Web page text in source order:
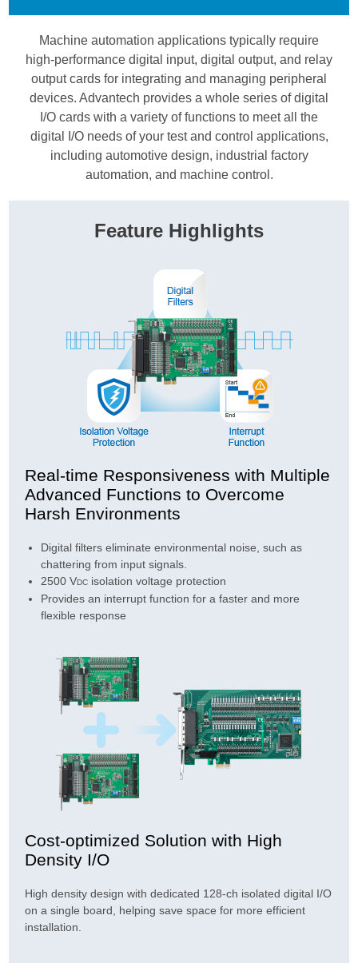
Machine automation applications typically require
high-performance digital input, digital output, and relay
output cards for integrating and managing peripheral
devices. Advantech provides a whole series of digital
I/O cards with a variety of functions to meet all the
digital I/O needs of your test and control applications,
including automotive design, industrial factory
automation, and machine control.
Feature Highlights
Real-time Responsiveness with Multiple
Advanced Functions to Overcome
Harsh Environments
Digital filters eliminate environmental noise, such as
chattering from input signals.
2500 VDC isolation voltage protection
Provides an interrupt function for a faster and more
flexible response
Cost-optimized Solution with High
Density I/O
High density design with dedicated 128-ch isolated digital I/O
on a single board, helping save space for more efficient
installation.